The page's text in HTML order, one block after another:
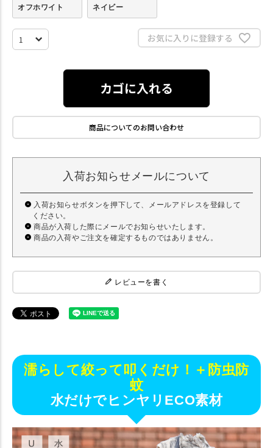
オフホワイト ネイビー
お気に入りに登録する
カゴに入れる
商品についてのお問い合わせ
入荷お知らせメールについて
入荷お知らせボタンを押下して、メールアドレスを登録して
ください。
商品が入荷した際にメールでお知らせいたします。
商品の入荷やご注文を確定するものではありません。
レビューを書く
濡らして絞って叩くだけ！＋防虫防
蚊
水だけでヒンヤリECO素材